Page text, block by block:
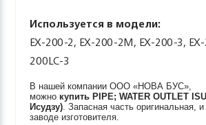
Используется в модели:
EX-200-2, EX-200-2M, EX-200-3,
200LC-3
В нашей компании ООО «НОВА БУС»,
можно купить PIPE; WATER OUTLET
Исудзу). Запасная часть оригинальная,
заводе изготовителя.